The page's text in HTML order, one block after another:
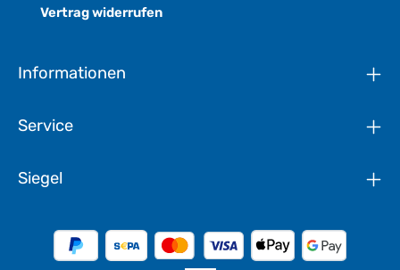
Vertrag widerrufen
Informationen
Service
Siegel